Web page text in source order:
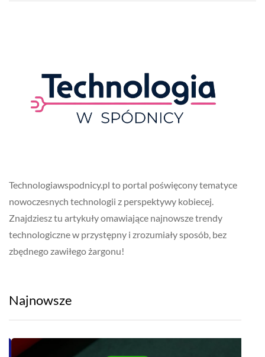
Technologiawspodnicy.pl to portal poświęcony tematyce
nowoczesnych technologii z perspektywy kobiecej.
Znajdziesz tu artykuły omawiające najnowsze trendy
technologiczne w przystępny i zrozumiały sposób, bez
zbędnego zawiłego żargonu!
Najnowsze